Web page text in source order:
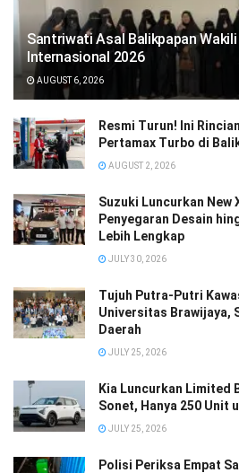
Santriwati Asal Balikpapan
Internasional 2026
AUGUST 6, 2026
Resmi Turun! Ini
Pertamax Turbo di
AUGUST 2, 2026
Suzuki Luncurkan New
Penyegaran Desain
Lebih Lengkap
JULY 30, 2026
Tujuh Putra-Putri
Universitas Brawijaya,
Daerah
JULY 25, 2026
Kia Luncurkan Limited
Sonet, Hanya 250 Unit
JULY 25, 2026
Polisi Periksa Empat